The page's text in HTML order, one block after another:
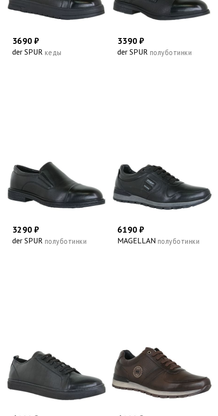
3690 ₽
der SPUR кеды
3390 ₽
der SPUR полуботинки
3290 ₽
der SPUR полуботинки
6190 ₽
MAGELLAN полуботинки